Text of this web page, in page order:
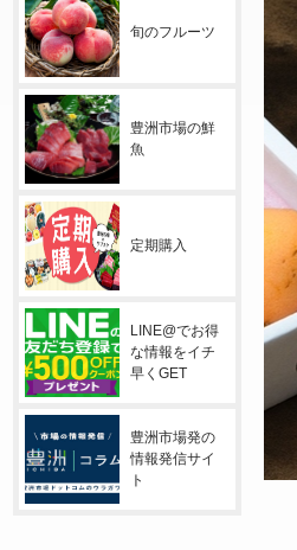
旬のフルーツ
豊洲市場の鮮
魚
定期購入
LINE@でお得
な情報をイチ
早くGET
豊洲市場発の
情報発信サイ
ト